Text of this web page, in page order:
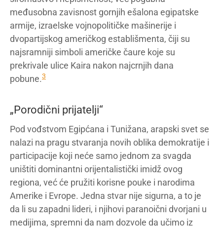
međusobna zavisnost gornjih ešalona egipatske
armije, izraelske vojnopolitičke mašinerije i
dvopartijskog američkog establišmenta, čiji su
najsramniji simboli američke čaure koje su
prekrivale ulice Kaira nakon najcrnjih dana
pobune.3
„Porodični prijatelji“
Pod vođstvom Egipćana i Tunižana, arapski svet se
nalazi na pragu stvaranja novih oblika demokratije i
participacije koji neće samo jednom za svagda
uništiti dominantni orijentalistički imidž ovog
regiona, već će pružiti korisne pouke i narodima
Amerike i Evrope. Jedna stvar nije sigurna, a to je
da li su zapadni lideri, i njihovi paranoični dvorjani u
medijima, spremni da nam dozvole da učimo iz